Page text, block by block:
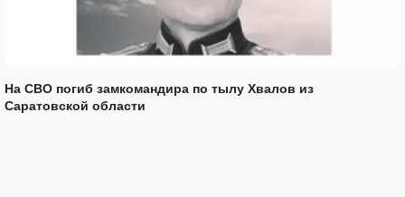
На СВО погиб замкомандира по тылу Хвалов из
Саратовской области